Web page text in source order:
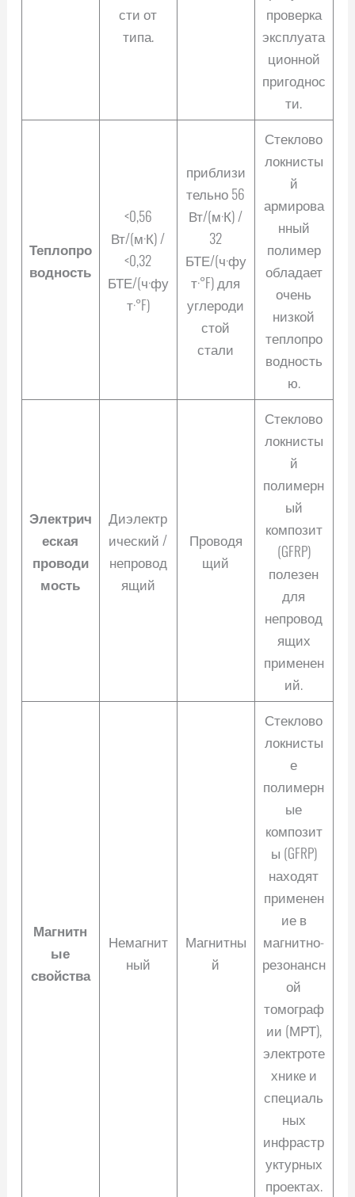
сти от
типа.
проверка
эксплуата
ционной
пригоднос
ти.
Теплопро
водность
<0,56
Вт/(м·К) /
<0,32
БТЕ/(ч·фу
т·°F)
приблизи
тельно 56
Вт/(м·К) /
32
БТЕ/(ч·фу
т·°F) для
углероди
стой
стали
Стеклово
локнисты
й
армирова
нный
полимер
обладает
очень
низкой
теплопро
водность
ю.
Электрич
еская
проводи
мость
Диэлектр
ический /
непровод
ящий
Проводя
щий
Стеклово
локнисты
й
полимерн
ый
композит
(GFRP)
полезен
для
непровод
ящих
применен
ий.
Магнитн
ые
свойства
Немагнит
ный
Магнитны
й
Стеклово
локнисты
е
полимерн
ые
композит
ы (GFRP)
находят
применен
ие в
магнитно-
резонансн
ой
томограф
ии (МРТ),
электроте
хнике и
специаль
ных
инфрастр
уктурных
проектах.